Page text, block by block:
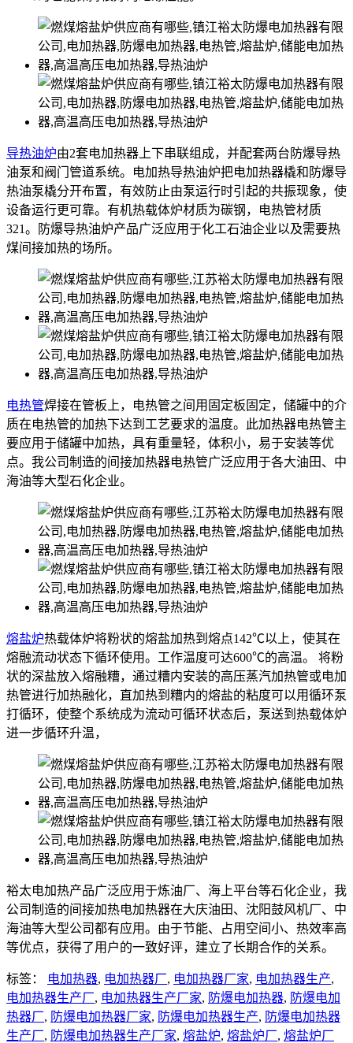
导热油炉由2套电加热器上下串联组成，并配套两台防爆导热
油泵和阀门管道系统。电加热导热油炉把电加热器橇和防爆导
热油泵橇分开布置，有效防止由泵运行时引起的共振现象，使
设备运行更可靠。有机热载体炉材质为碳钢，电热管材质
321。防爆导热油炉产品广泛应用于化工石油企业以及需要热
煤间接加热的场所。
电热管焊接在管板上，电热管之间用固定板固定，储罐中的介
质在电热管的加热下达到工艺要求的温度。此加热器电热管主
要应用于储罐中加热，具有重量轻，体积小，易于安装等优
点。我公司制造的间接加热器电热管广泛应用于各大油田、中
海油等大型石化企业。
熔盐炉热载体炉将粉状的熔盐加热到熔点142℃以上，使其在
熔融流动状态下循环使用。工作温度可达600℃的高温。 将粉
状的深盐放入熔融糟，通过糟内安装的高压蒸汽加热管或电加
热管进行加热融化，直加热到糟内的熔盐的粘度可以用循环泵
打循环，使整个系统成为流动可循环状态后，泵送到热载体炉
进一步循环升温，
裕太电加热产品广泛应用于炼油厂、海上平台等石化企业，我
公司制造的间接加热电加热器在大庆油田、沈阳鼓风机厂、中
海油等大型公司都有应用。由于节能、占用空间小、热效率高
等优点，获得了用户的一致好评，建立了长期合作的关系。
标签： 电加热器, 电加热器厂, 电加热器厂家, 电加热器生产,
电加热器生产厂, 电加热器生产厂家, 防爆电加热器, 防爆电加
热器厂, 防爆电加热器厂家, 防爆电加热器生产, 防爆电加热器
生产厂, 防爆电加热器生产厂家, 熔盐炉, 熔盐炉厂, 熔盐炉厂